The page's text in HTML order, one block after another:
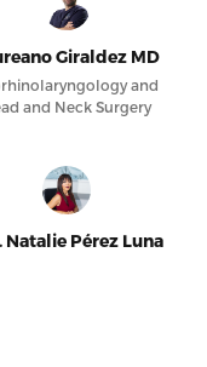
Giraldez MD
and
and Neck Surgery
Natalie Pérez Luna